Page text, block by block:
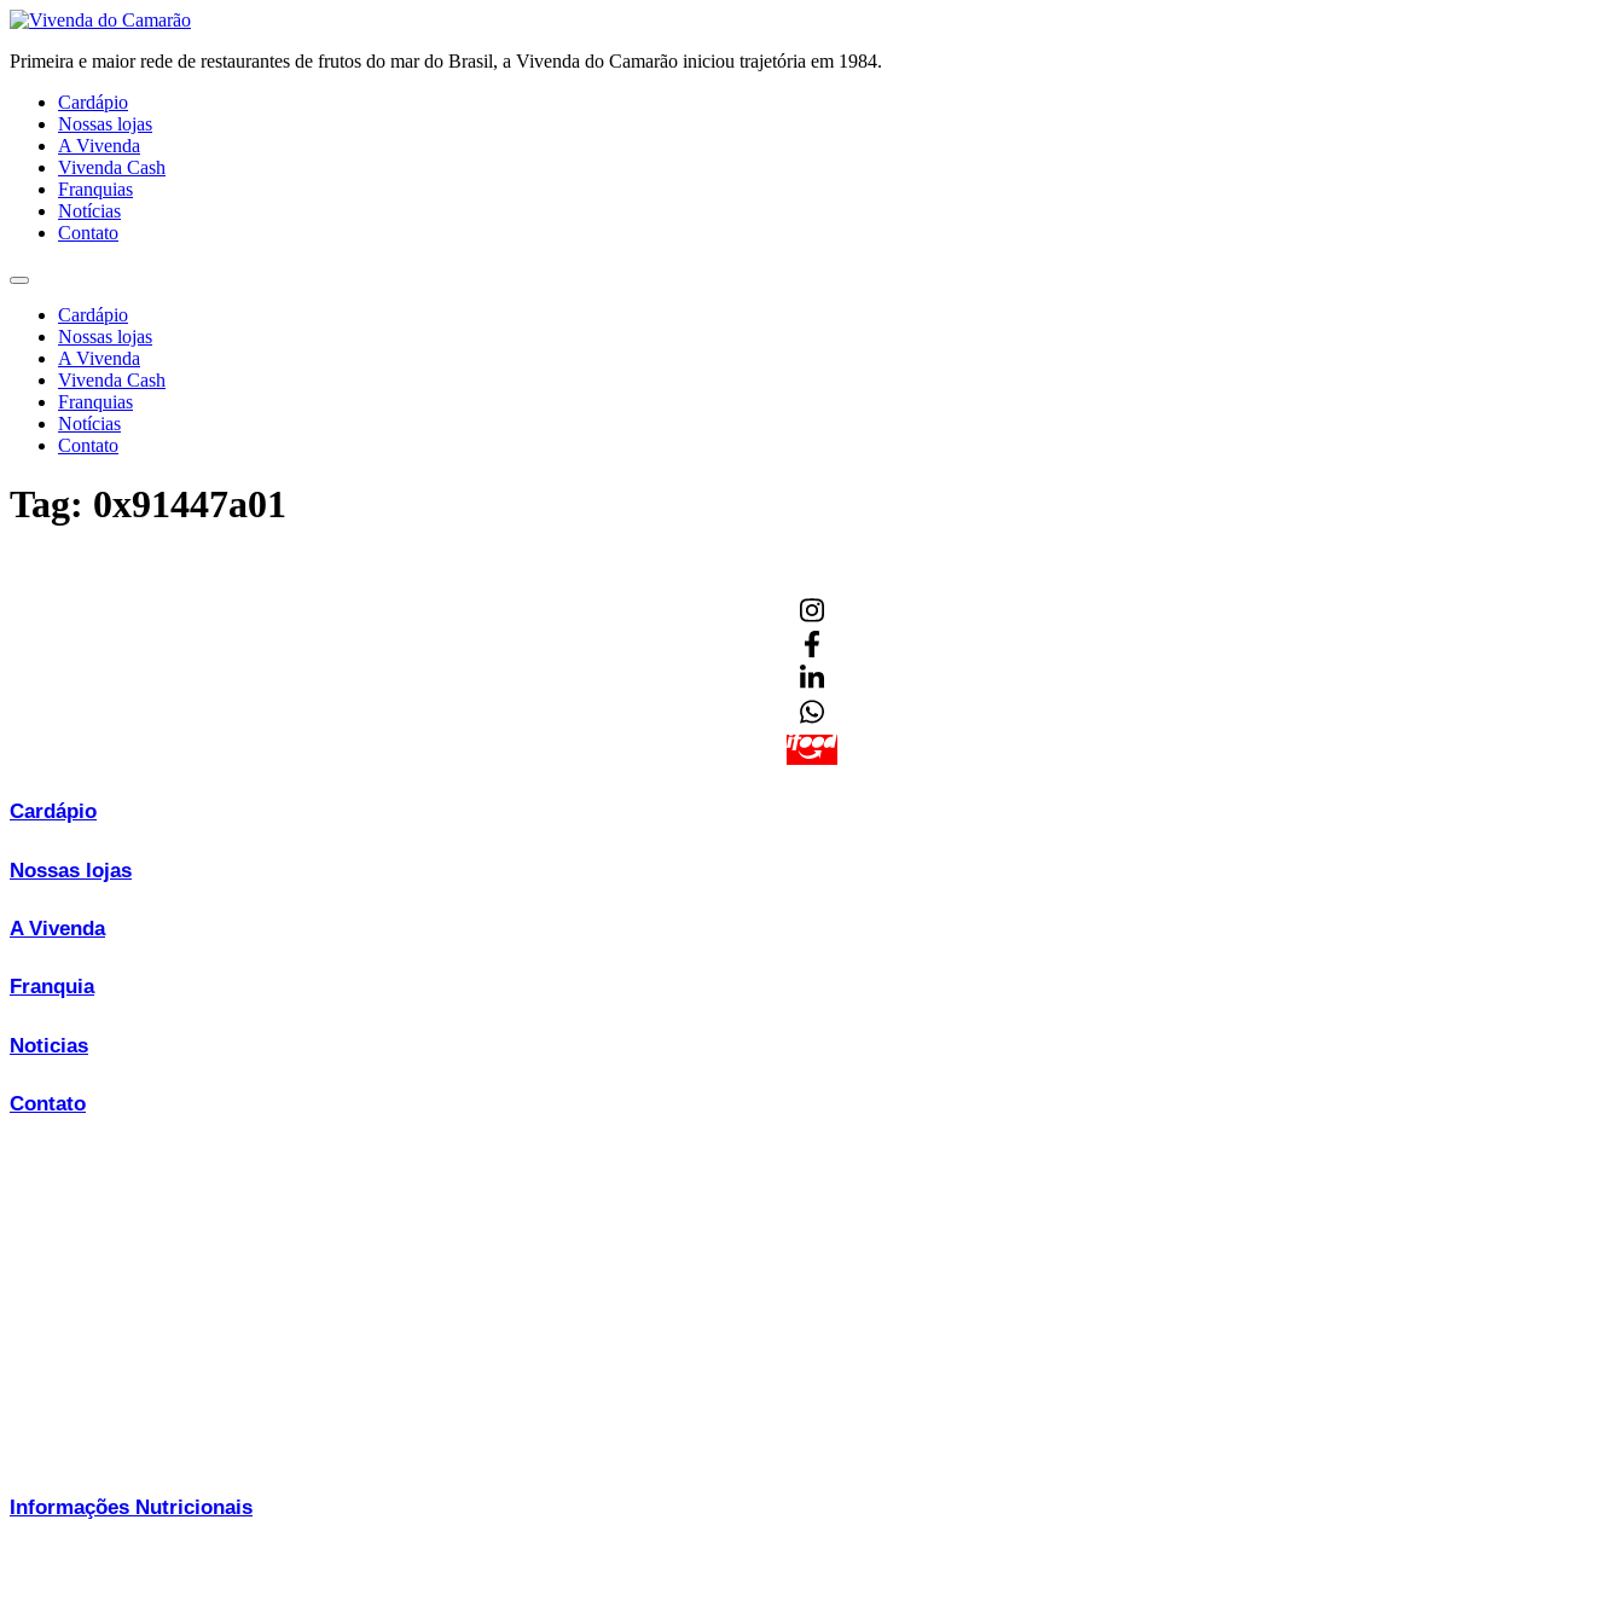
Ir
o
Primeira e maior rede de restaurantes de frutos do mar do Brasil, a Vivenda do Camarão iniciou trajetória em 1984.
Cardápio
Nossas lojas
A Vivenda
Vivenda Cash
Franquias
Notícias
Contato
Cardápio
Nossas lojas
A Vivenda
Vivenda Cash
Franquias
Notícias
Contato
Tag: 0x91447a01
Cardápio
Nossas lojas
A Vivenda
Franquia
Noticias
Contato
Informações Nutricionais